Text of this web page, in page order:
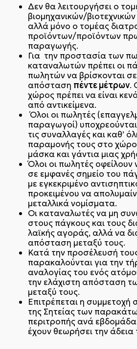
Δεν θα λειτουργήσει ο
βιομηχανικών/
αλλά μόνο ο τομέας
προϊόντων/προϊόντων
παραγωγής.
Για την προστασία των
καταναλωτών πρέπει οι
πωλητών να βρίσκονται σε
απόσταση πέντε μέτρων.
χώρος πρέπει να είναι
από αντικείμενα.
Όλοι οι πωλητές
παραγωγοί)
τις συναλλαγές και καθ’
παραμονής τους στο χώρο,
μάσκα και γάντια μιας
Όλοι οι πωλητές
σε εμφανές σημείο του
με εγκεκριμένο
προκειμένου να
μεταλλικά νομίσματα.
Οι καταναλωτές να μη
στους πάγκους και τους
λαϊκής αγοράς, αλλά να
απόσταση μεταξύ τους.
Κατά την προσέλευσή
παρακαλούνται για την
αναλογίας του ενός
την ελάχιστη απόσταση
μεταξύ τους.
Επιτρέπεται η συμμετοχή
της Σητείας των
περιτροπής ανά
έχουν θεωρήσει την άδεια